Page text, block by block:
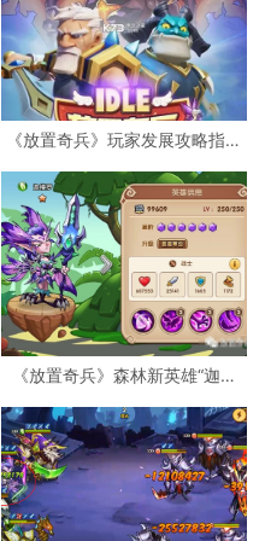
《放置奇兵》玩家发展攻略指南
《放置奇兵》森林新英雄“迦楼